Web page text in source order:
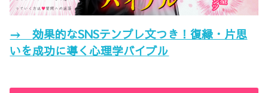
→ 効果的なSNSテンプレ文つき！復縁・片思
いを成功に導く心理学バイブル